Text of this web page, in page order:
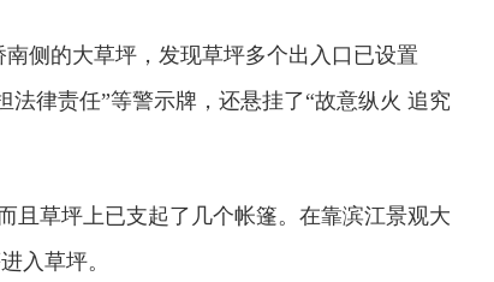
侧的大草坪，发现草坪多个出入口已设置
法律责任”等警示牌，还悬挂了“故意纵火 追究
且草坪上已支起了几个帐篷。在靠滨江景观大
入草坪。